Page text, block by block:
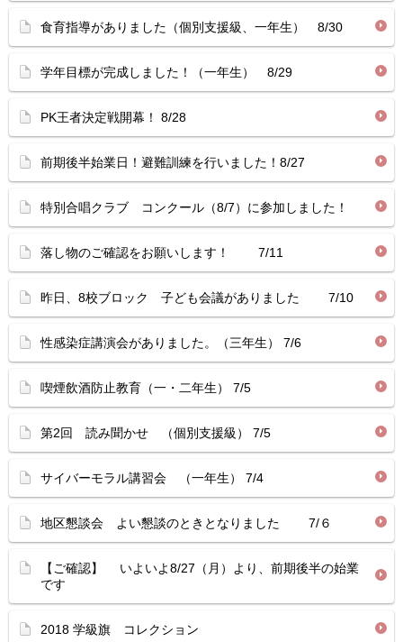
食育指導がありました（個別支援級、一年生） 8/30
学年目標が完成しました！（一年生） 8/29
PK王者決定戦開幕！ 8/28
前期後半始業日！避難訓練を行いました！8/27
特別合唱クラブ コンクール（8/7）に参加しました！
落し物のご確認をお願いします！ 7/11
昨日、8校ブロック 子ども会議がありました 7/10
性感染症講演会がありました。（三年生） 7/6
喫煙飲酒防止教育（一・二年生） 7/5
第2回 読み聞かせ （個別支援級） 7/5
サイバーモラル講習会 （一年生） 7/4
地区懇談会 よい懇談のときとなりました 7/６
【ご確認】 いよいよ8/27（月）より、前期後半の始業
です
2018 学級旗 コレクション